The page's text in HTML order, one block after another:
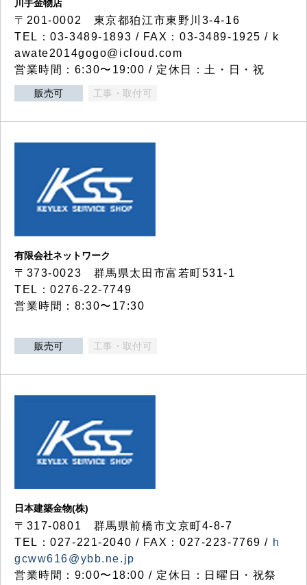
川手金物店
〒201-0002 東京都狛江市東野川3-4-16
TEL：03-3489-1893 / FAX：03-3489-1925 / k
awate2014gogo@icloud.com
営業時間：6:30〜19:00 / 定休日：土・日・祝
販売可 工事・取付可
有限会社ネットワーク
〒373-0023 群馬県太田市富若町531-1
TEL：0276-22-7749
営業時間：8:30〜17:30
販売可 工事・取付可
日本建築金物(株)
〒317‐0801 群馬県前橋市文京町4-8-7
TEL：027-221-2040 / FAX：027-223-7769 / h
gcww616@ybb.ne.jp
営業時間：9:00〜18:00 / 定休日：日曜日・祝祭